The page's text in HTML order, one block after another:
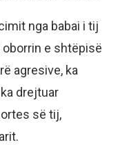
nga babai i tij
oborrin e shtëpisë
agresive, ka
drejtuar
së tij,